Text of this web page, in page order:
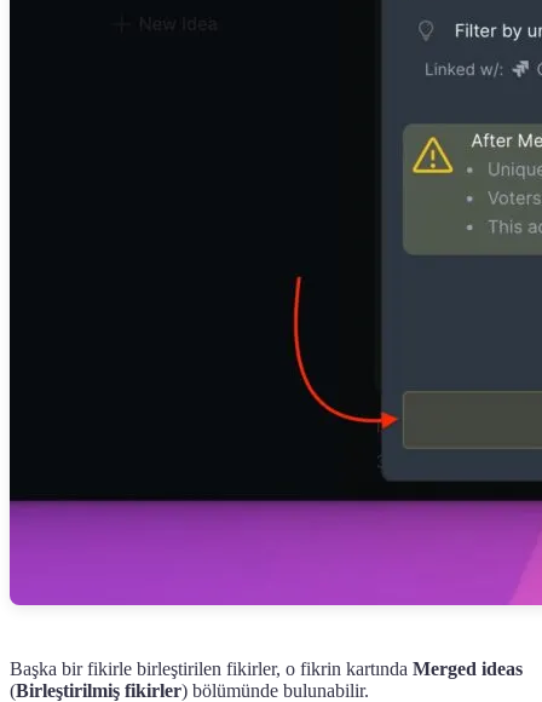
Başka bir fikirle birleştirilen fikirler, o fikrin kartında Merged ideas
(Birleştirilmiş fikirler) bölümünde bulunabilir.